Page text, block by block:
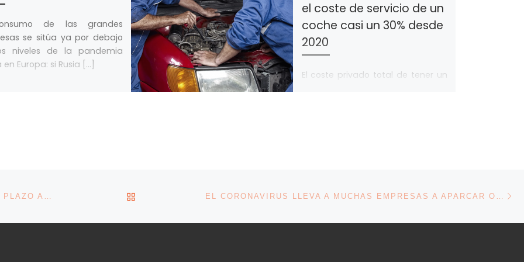
de las grandes
se sitúa ya por debajo
niveles de la pandemia
en Europa: si Rusia […]
el coste de servicio de un
coche casi un 30% desde
2020
El coste privado total de tener un
VOLVER A LA LISTA DE ENTRADAS